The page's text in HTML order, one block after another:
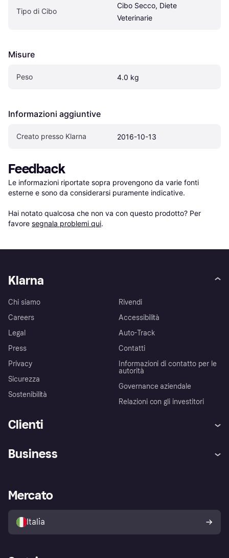
Tipo di Cibo
Cibo Secco, Diete
Veterinarie
Misure
Peso 4.0 kg
Informazioni aggiuntive
Creato presso Klarna 2016-10-13
Feedback
Le informazioni riportate sopra provengono da varie fonti
esterne e sono da considerarsi puramente indicative.
Hai notato qualcosa che non va con questo prodotto? Per
favore segnala problemi qui.
Klarna
Chi siamo
Careers
Legal
Press
Privacy
Sicurezza
Sostenibilità
Rivendi
Accessibilità
Auto-Track
Contatti
Informazioni di contatto per le
autorità
Governance aziendale
Relazioni con gli investitori
Clienti
Esplora i negozi
Politica di protezione
dell'acquirente Klarna
Business
Accesso aziende
Mercato
Italia